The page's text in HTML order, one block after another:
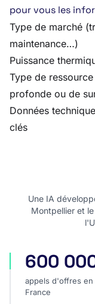
pour vous les
Type de marché
maintenance…)
Puissance
Type de
profonde ou de
Données
clés
Une IA
Montpellier et
appels d'offres
600
appels d'offres en
France